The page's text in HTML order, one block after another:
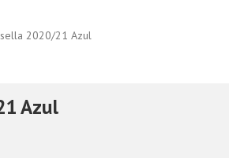
2020/21 Azul
Azul